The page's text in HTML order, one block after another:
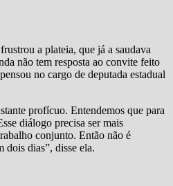
a plateia, que já a saudava
não tem resposta ao convite feito
no cargo de deputada estadual
profícuo. Entendemos que para
diálogo precisa ser mais
conjunto. Então não é
dois dias”, disse ela.